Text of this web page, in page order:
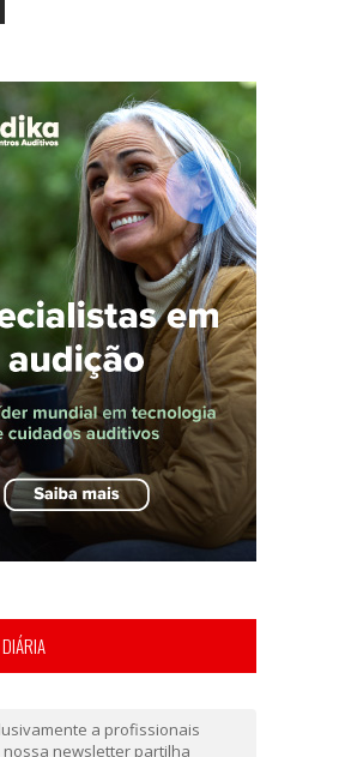
a profissionais
nossa newsletter partilha